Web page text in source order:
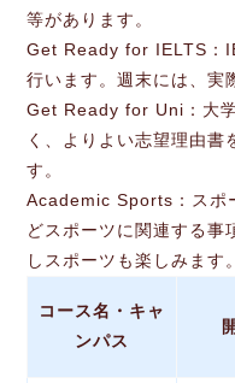
等があります。
Get Ready for IELTS：
行います。週末には、実
Get Ready for Uni：大
く、よりよい志望理由書
す。
Academic Sports：スポ
どスポーツに関連する事
しスポーツも楽しみます。
コース名・キャ
ンパス